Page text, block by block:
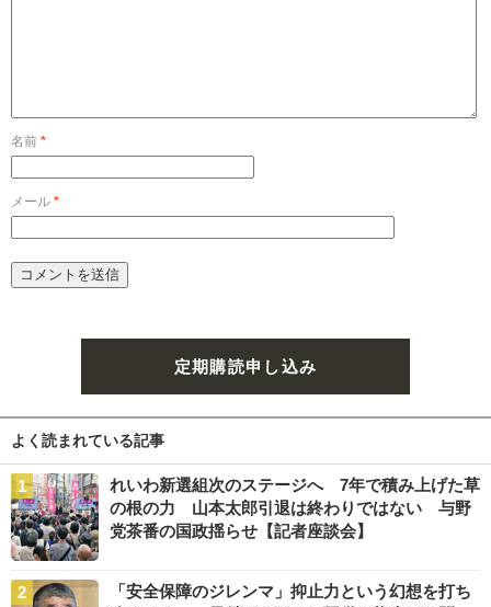
名前 *
メール *
定期購読申し込み
よく読まれている記事
れいわ新選組次のステージへ 7年で積み上げた草
の根の力 山本太郎引退は終わりではない 与野
党茶番の国政揺らせ【記者座談会】
「安全保障のジレンマ」抑止力という幻想を打ち